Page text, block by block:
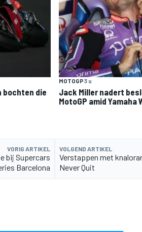
bochten die
MOTOGP3 u
Jack Miller nadert
MotoGP amid Yamaha
VORIG ARTIKEL
bij Supercars
Barcelona
VOLGEND ARTIKEL
Verstappen met
Never Quit